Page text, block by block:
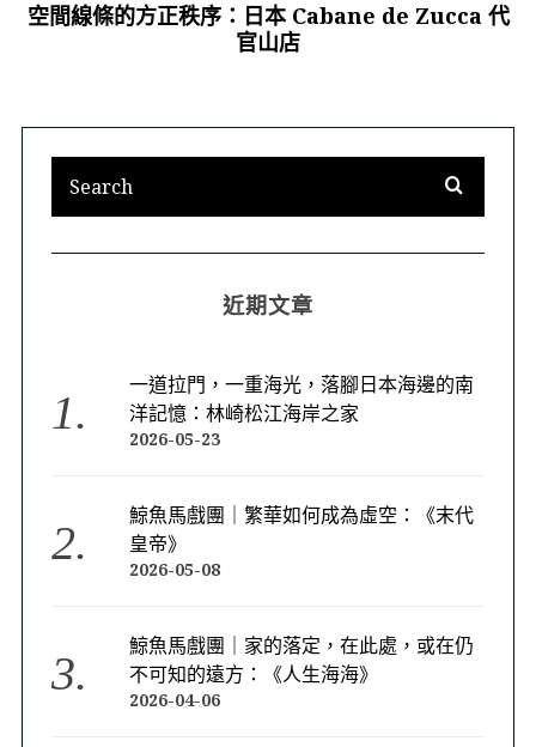
空間線條的方正秩序：日本 Cabane de Zucca 代
官山店
近期文章
一道拉門，一重海光，落腳日本海邊的南
洋記憶：林崎松江海岸之家
2026-05-23
鯨魚馬戲團｜繁華如何成為虛空：《末代
皇帝》
2026-05-08
鯨魚馬戲團｜家的落定，在此處，或在仍
不可知的遠方：《人生海海》
2026-04-06